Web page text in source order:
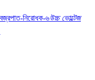
উচ্চ ভোল্টেজ